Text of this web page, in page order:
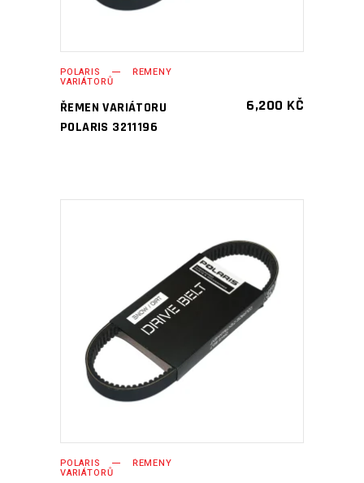
POLARIS ŘEMENY
VARIÁTORŮ
ŘEMEN VARIÁTORU
POLARIS 3211196
6,200 KČ
PŘIDAT DO KOŠÍKU
POLARIS ŘEMENY
VARIÁTORŮ